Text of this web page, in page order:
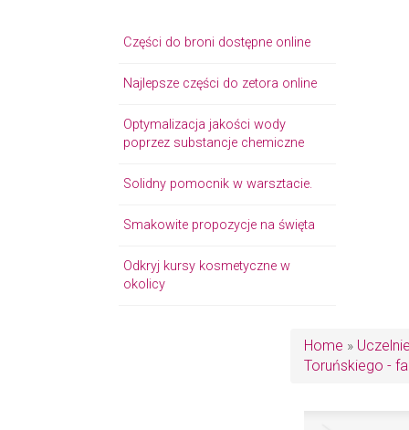
Części do broni dostępne online
Najlepsze części do zetora online
Optymalizacja jakości wody
poprzez substancje chemiczne
Solidny pomocnik w warsztacie.
Smakowite propozycje na święta
Odkryj kursy kosmetyczne w
okolicy
Home »
Toruńskiego -